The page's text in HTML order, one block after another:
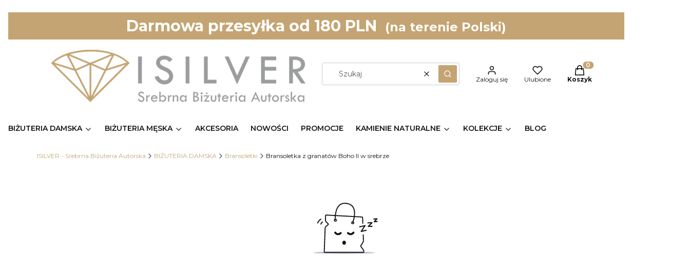
Darmowa przesyłka od 180 PLN (na terenie Polski)
WyczyśćSzukaj Zaloguj się Ulubione
Produkty w koszyku: 0.
Koszyk
BIŻUTERIA DAMSKA BIŻUTERIA MĘSKA AKCESORIA NOWOŚCI PROMOCJE KAMIENIE NATURALNE KOLEKCJE BLOG
ISILVER - Srebrna Biżuteria Autorska BIŻUTERIA DAMSKA Bransoletki Bransoletka z granatów Boho II w srebrze